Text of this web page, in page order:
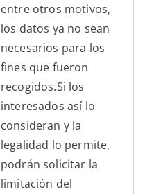
entre otros motivos,
los datos ya no sean
necesarios para los
fines que fueron
recogidos.Si los
interesados así lo
consideran y la
legalidad lo permite,
podrán solicitar la
limitación del